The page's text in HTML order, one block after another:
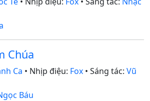
Chúa
Ca • Nhịp điệu: Fox • Sáng tác: Vũ
Báu